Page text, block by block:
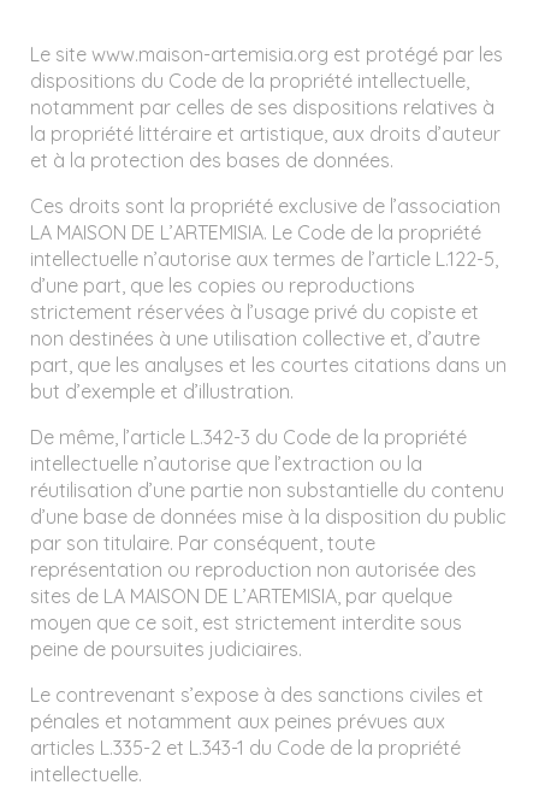
Le site www.maison-artemisia.org est protégé par les
dispositions du Code de la propriété intellectuelle,
notamment par celles de ses dispositions relatives à
la propriété littéraire et artistique, aux droits d’auteur
et à la protection des bases de données.
Ces droits sont la propriété exclusive de l’association
LA MAISON DE L’ARTEMISIA. Le Code de la propriété
intellectuelle n’autorise aux termes de l’article L.122-5,
d’une part, que les copies ou reproductions
strictement réservées à l’usage privé du copiste et
non destinées à une utilisation collective et, d’autre
part, que les analyses et les courtes citations dans un
but d’exemple et d’illustration.
De même, l’article L.342-3 du Code de la propriété
intellectuelle n’autorise que l’extraction ou la
réutilisation d’une partie non substantielle du contenu
d’une base de données mise à la disposition du public
par son titulaire. Par conséquent, toute
représentation ou reproduction non autorisée des
sites de LA MAISON DE L’ARTEMISIA, par quelque
moyen que ce soit, est strictement interdite sous
peine de poursuites judiciaires.
Le contrevenant s’expose à des sanctions civiles et
pénales et notamment aux peines prévues aux
articles L.335-2 et L.343-1 du Code de la propriété
intellectuelle.